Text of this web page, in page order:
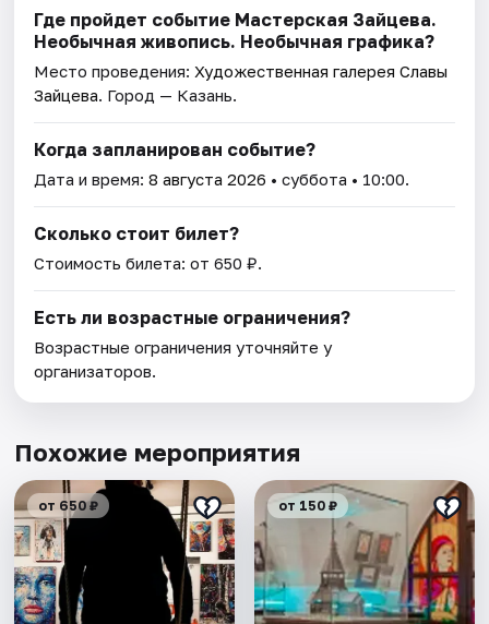
Где пройдет событие Мастерская Зайцева.
Необычная живопись. Необычная графика?
Место проведения:Художественная галерея Славы
Зайцева. Город — Казань.
Когда запланирован событие?
Дата и время:8 августа 2026 • суббота • 10:00.
Сколько стоит билет?
Стоимость билета: от 650 ₽.
Есть ли возрастные ограничения?
Возрастные ограничения уточняйте у
организаторов.
Похожие мероприятия
от 650 ₽ от 150 ₽